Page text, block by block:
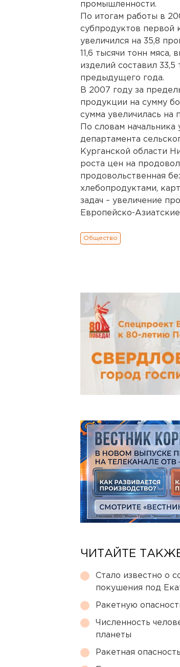
промышленности.
По итогам работы в
субпродуктов первой
увеличился на 35,8
11,6 тысячи тонн
изделий составил
предыдущего года.
В 2007 году за
продукции на сумму
сумма увеличилась на
По словам
департамента
Курганской области
роста цен на
продовольственная
хлебопродуктами,
задач – увеличение
Европейско-
Общество
ЧИТАЙТЕ
Стало известно о
покушения под
Ракетную
Численность
планеты
Ракетная